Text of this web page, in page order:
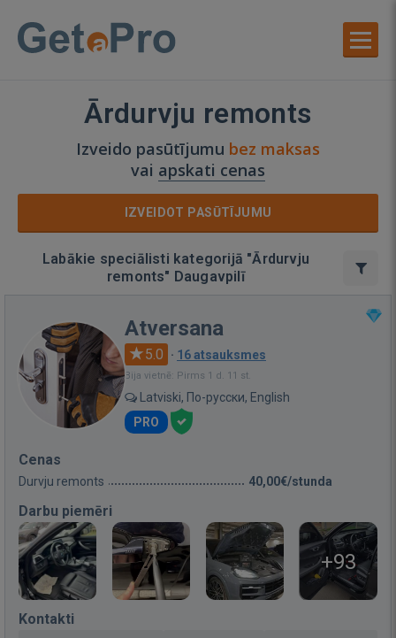
Ārdurvju remonts
Izveido pasūtījumu bez maksas
vai apskati cenas
IZVEIDOT PASŪTĪJUMU
Labākie speciālisti kategorijā "Ārdurvju
remonts" Daugavpilī
Atversana
5.0 · 16 atsauksmes
Bija vietnē: Pirms 1 d. 11 st.
Latviski, По-русски, English
PRO
Cenas
Durvju remonts 40,00€/stunda
Darbu piemēri
+93
Kontakti